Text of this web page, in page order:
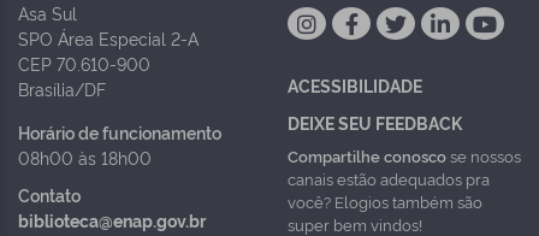
Asa Sul
SPO Área Especial 2-A
CEP 70.610-900
Brasília/DF
Horário de funcionamento
08h00 às 18h00
Contato
biblioteca@enap.gov.br
ACESSIBILIDADE
DEIXE SEU FEEDBACK
Compartilhe conoscose nossos
canais estão adequados pra
você? Elogios também são
super bem vindos!